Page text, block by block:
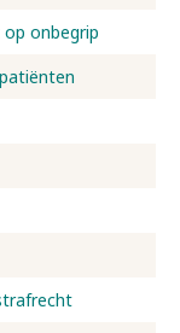
onbegrip